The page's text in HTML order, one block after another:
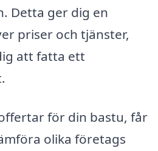
Detta ger dig en
priser och tjänster,
att fatta ett
för din bastu, får
olika företags